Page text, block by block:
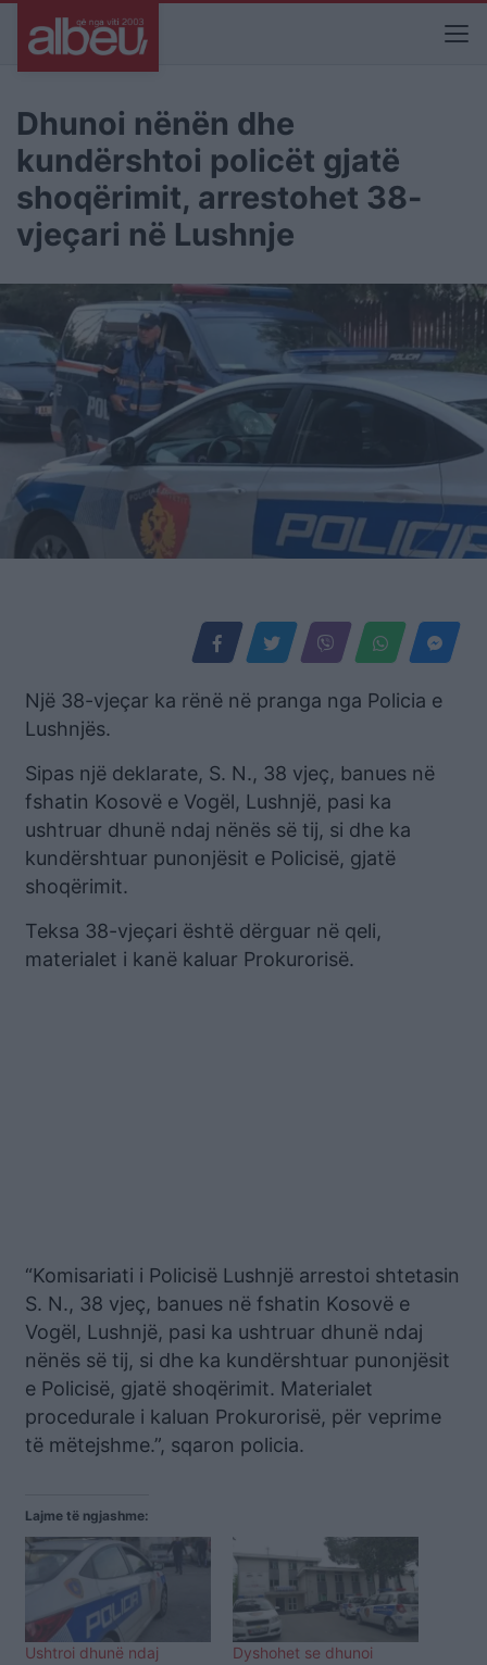
Dhunoi nënën dhe
kundërshtoi policët gjatë
shoqërimit, arrestohet 38-
vjeçari në Lushnje
Një 38-vjeçar ka rënë në pranga nga Policia e
Lushnjës.
Sipas një deklarate, S. N., 38 vjeç, banues në
fshatin Kosovë e Vogël, Lushnjë, pasi ka
ushtruar dhunë ndaj nënës së tij, si dhe ka
kundërshtuar punonjësit e Policisë, gjatë
shoqërimit.
Teksa 38-vjeçari është dërguar në qeli,
materialet i kanë kaluar Prokurorisë.
“Komisariati i Policisë Lushnjë arrestoi shtetasin
S. N., 38 vjeç, banues në fshatin Kosovë e
Vogël, Lushnjë, pasi ka ushtruar dhunë ndaj
nënës së tij, si dhe ka kundërshtuar punonjësit
e Policisë, gjatë shoqërimit. Materialet
procedurale i kaluan Prokurorisë, për veprime
të mëtejshme.”, sqaron policia.
Lajme të ngjashme:
Ushtroi dhunë ndaj
Dyshohet se dhunoi